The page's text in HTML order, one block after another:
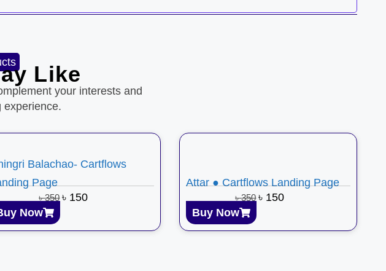
Like
your interests and
experience.
Balachao- Cartflows
Page
৳350 ৳ 150
Now
Attar ● Cartflows Landing Page
৳350 ৳ 150
Buy Now